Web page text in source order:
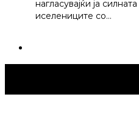
нагласувајќи ја
иселениците со…